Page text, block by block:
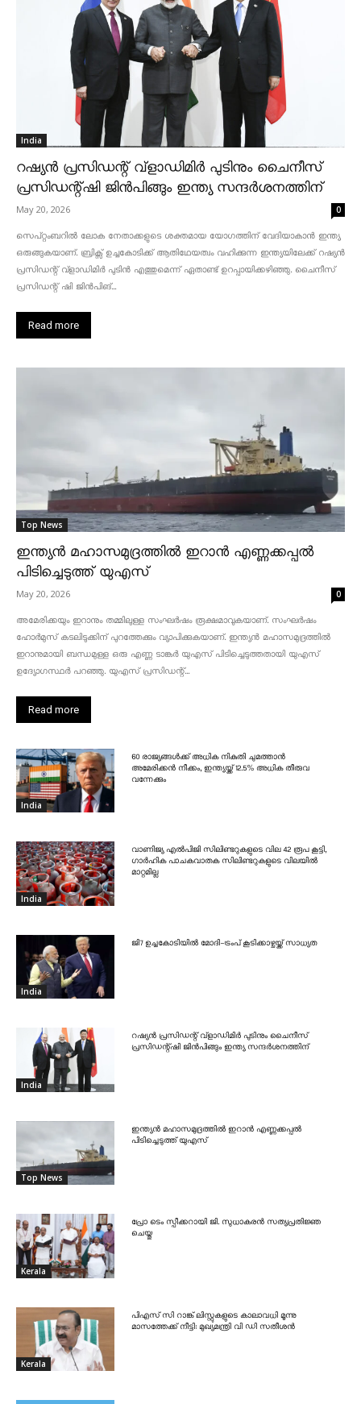
India
റഷ്യൻ പ്രസിഡന്റ് വ്‌ളാഡിമിർ പുടിനും ചൈനീസ്
പ്രസിഡന്റ്ഷി ജിൻപിങ്ങും ഇന്ത്യ സന്ദർശനത്തിന്
May 20, 2026 0
സെപ്റ്റംബറിൽ ലോക നേതാക്കളുടെ ശക്തമായ യോഗത്തിന് വേദിയാകാൻ ഇന്ത്യ
ഒരുങ്ങുകയാണ്. ബ്രിക്സ് ഉച്ചകോടിക്ക് ആതിഥേയത്വം വഹിക്കുന്ന ഇന്ത്യയിലേക്ക് റഷ്യൻ
പ്രസിഡന്റ് വ്‌ളാഡിമിർ പുടിൻ എത്തുമെന്ന് ഏതാണ്ട് ഉറപ്പായിക്കഴിഞ്ഞു. ചൈനീസ്
പ്രസിഡന്റ് ഷി ജിൻപിങ്...
Read more
Top News
ഇന്ത്യൻ മഹാസമുദ്രത്തിൽ ഇറാൻ എണ്ണക്കപ്പൽ
പിടിച്ചെടുത്ത് യുഎസ്
May 20, 2026 0
അമേരിക്കയും ഇറാനും തമ്മിലുള്ള സംഘർഷം രൂക്ഷമാവുകയാണ്. സംഘർഷം
ഹോർമുസ് കടലിടുക്കിന് പുറത്തേക്കും വ്യാപിക്കുകയാണ്. ഇന്ത്യൻ മഹാസമുദ്രത്തിൽ
ഇറാനുമായി ബന്ധമുള്ള ഒരു എണ്ണ ടാങ്കർ യുഎസ് പിടിച്ചെടുത്തതായി യുഎസ്
ഉദ്യോഗസ്ഥർ പറഞ്ഞു. യുഎസ് പ്രസിഡന്റ്...
Read more
India
60 രാജ്യങ്ങൾക്ക് അധിക നികുതി ചുമത്താൻ
അമേരിക്കൻ നീക്കം, ഇന്ത്യയ്ക്ക് 12.5% അധിക തീരുവ
വന്നേക്കും
India
വാണിജ്യ എൽപിജി സിലിണ്ടറുകളുടെ വില 42 രൂപ കൂട്ടി,
ഗാർഹിക പാചകവാതക സിലിണ്ടറുകളുടെ വിലയിൽ
മാറ്റമില്ല
India
ജി7 ഉച്ചകോടിയിൽ മോദി-ട്രംപ് കൂടിക്കാഴ്ചയ്ക്ക് സാധ്യത
India
റഷ്യൻ പ്രസിഡന്റ് വ്‌ളാഡിമിർ പുടിനും ചൈനീസ്
പ്രസിഡന്റ്ഷി ജിൻപിങ്ങും ഇന്ത്യ സന്ദർശനത്തിന്
Top News
ഇന്ത്യൻ മഹാസമുദ്രത്തിൽ ഇറാൻ എണ്ണക്കപ്പൽ
പിടിച്ചെടുത്ത് യുഎസ്
Kerala
പ്രോ ടെം സ്പീക്കറായി ജി. സുധാകരൻ സത്യപ്രതിജ്ഞ
ചെയ്തു
Kerala
പിഎസ് സി റാങ്ക് ലിസ്റ്റുകളുടെ കാലാവധി മൂന്നു
മാസത്തേക്ക് നീട്ടി: മുഖ്യമന്ത്രി വി ഡി സതീശൻ